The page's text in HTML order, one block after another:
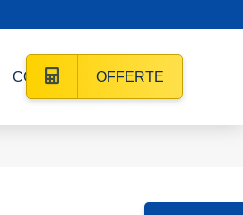
CONTACT OFFERTE